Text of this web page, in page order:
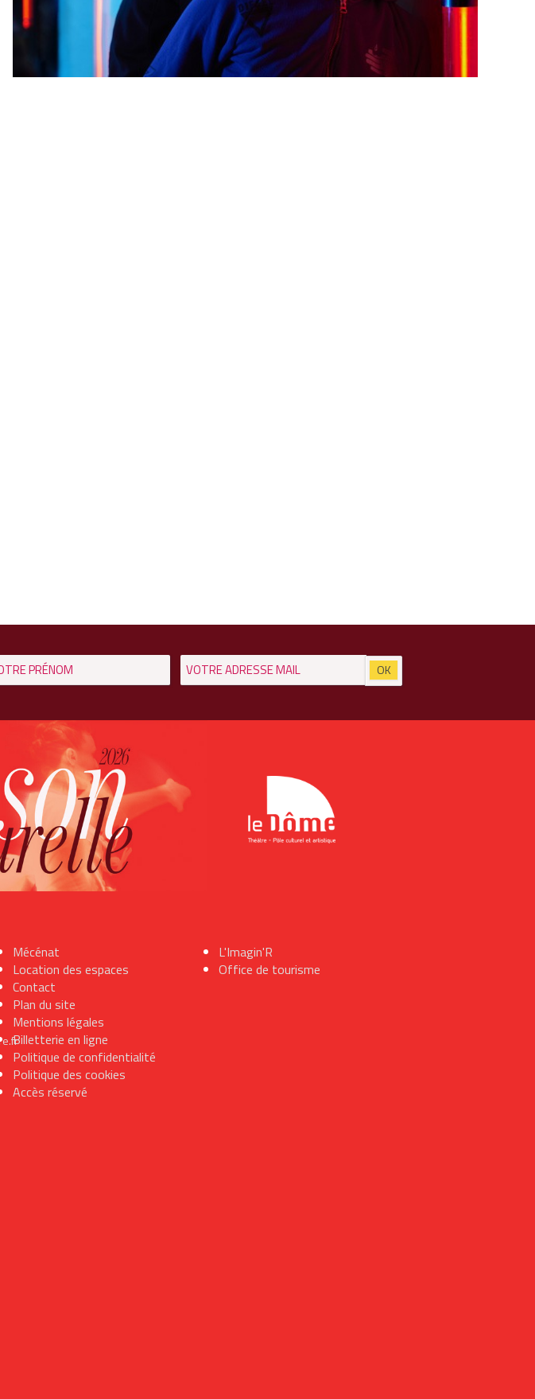
Mécénat
Location des espaces
Contact
Plan du site
Mentions légales
Billetterie en ligne
Politique de confidentialité
Politique des cookies
Accès réservé
L'Imagin'R
Office de tourisme